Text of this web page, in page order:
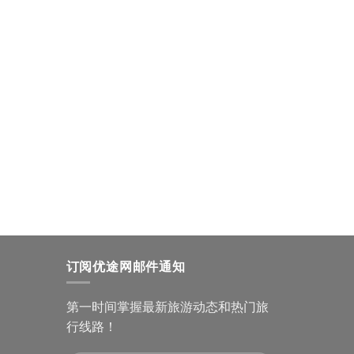
订阅优途网邮件通知
第一时间掌握最新旅游动态和热门旅
行线路！